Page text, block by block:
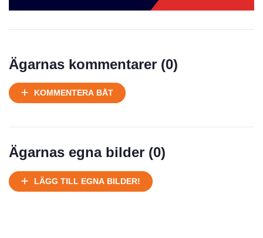
Prisstatistik
Ej körbart skick, bör transporteras på land
Under normalt skick, kan kräva reparation
Under normalt skick, kan kräva reparation
Ägarnas kommentarer (0)
KOMMENTERA BÅT
Ägarnas egna bilder (0)
LÄGG TILL EGNA BILDER!